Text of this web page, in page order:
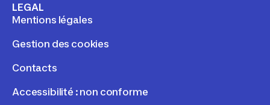
LEGAL
Mentions légales
Gestion des cookies
Contacts
Accessibilité : non conforme